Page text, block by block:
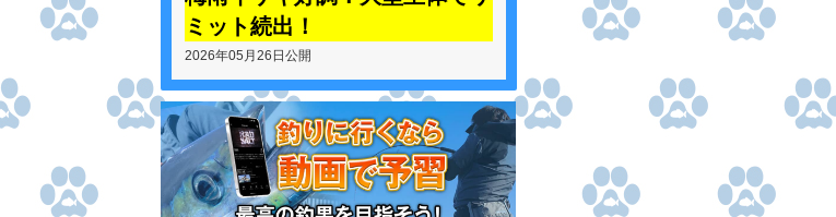
ミット続出！
2026年05月26日公開